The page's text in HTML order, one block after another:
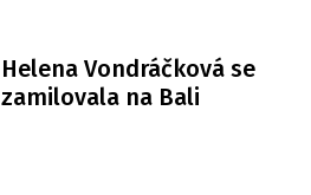
Helena Vondráčková se
zamilovala na Bali